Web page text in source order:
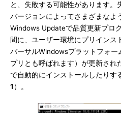
と、失敗する可能性があります。
バージョンによってさまざまなよ
Windows Updateで品質更新プロ
間に、ユーザー環境にプリインス
バーサルWindowsプラットフォー
プリとも呼ばれます）が更新され
で自動的にインストールしたりす
1 ）。